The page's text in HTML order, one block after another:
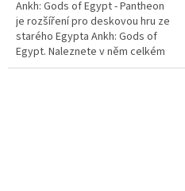
Ankh: Gods of Egypt - Pantheon
je rozšíření pro deskovou hru ze
starého Egypta Ankh: Gods of
Egypt. Naleznete v něm celkém
pět nových bohů (Horus,